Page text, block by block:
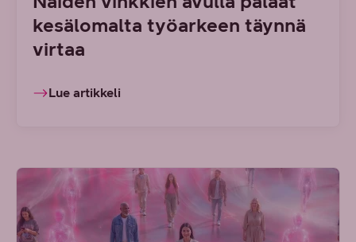
kesälomalta työarkeen täynnä
virtaa
Lue artikkeli